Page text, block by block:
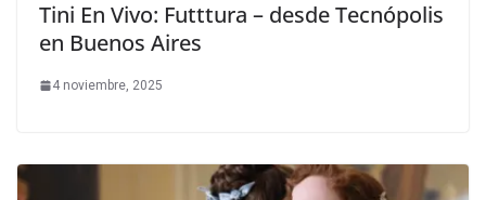
Tini En Vivo: Futttura – desde Tecnópolis
en Buenos Aires
4 noviembre, 2025